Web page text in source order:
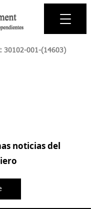
30102-001-(14603)
noticias del